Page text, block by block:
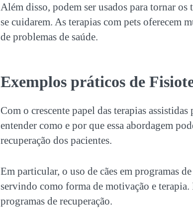
Além disso, podem ser usados para tornar os
se cuidarem. As terapias com pets oferecem
de problemas de saúde.
Exemplos práticos de
Com o crescente papel das terapias
entender como e por que essa abordagem
recuperação dos pacientes.
Em particular, o uso de cães em programas
servindo como forma de motivação e
programas de recuperação.